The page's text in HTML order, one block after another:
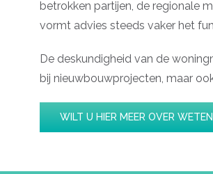
betrokken partijen, de regionale
vormt advies steeds vaker het
De deskundigheid van de
bij nieuwbouwprojecten, maar
WILT U HIER MEER OVER